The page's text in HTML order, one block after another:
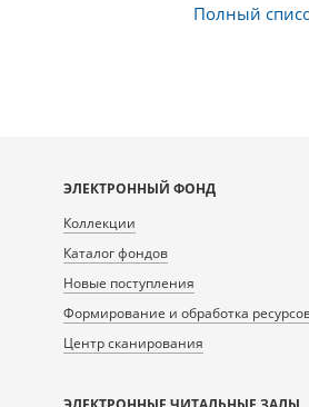
Полный
ЭЛЕКТРОННЫЙ ФОНД
Коллекции
Каталог фондов
Новые поступления
Формирование и обработка
Центр сканирования